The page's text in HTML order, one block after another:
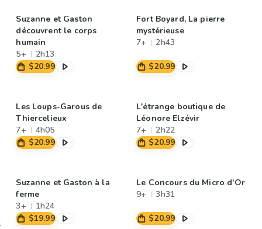
Suzanne et Gaston
découvrent le corps
humain
5+
2h13
$20.99
Fort Boyard, La pierre
mystérieuse
7+
2h43
$20.99
Les Loups-Garous de
Thiercelieux
7+
4h05
$20.99
L'étrange boutique de
Léonore Elzévir
7+
2h22
$20.99
Suzanne et Gaston à la
ferme
3+
1h24
$19.99
Le Concours du Micro d'Or
9+
3h31
$20.99